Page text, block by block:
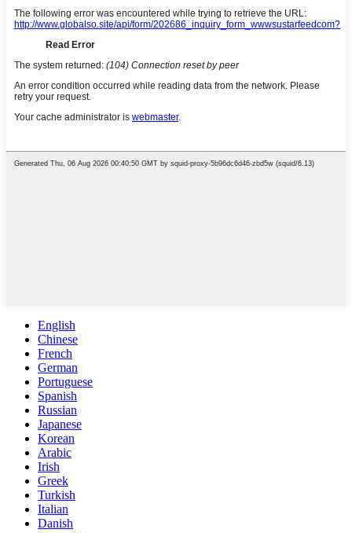
English
Chinese
French
German
Portuguese
Spanish
Russian
Japanese
Korean
Arabic
Irish
Greek
Turkish
Italian
Danish